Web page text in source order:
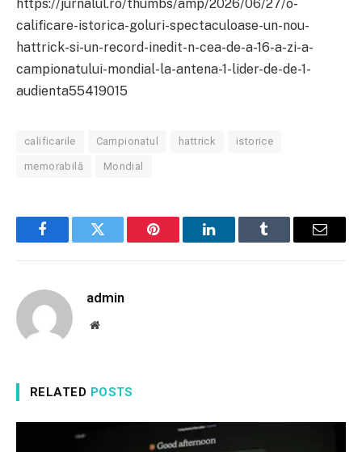
https://jurnalul.ro/thumbs/amp/2026/06/27/o-
calificare-istorica-goluri-spectaculoase-un-nou-
hattrick-si-un-record-inedit-n-cea-de-a-16-a-zi-a-
campionatului-mondial-la-antena-1-lider-de-de-1-
audienta55419015
calificarile Campionatul hattrick istorice
memorabilă Mondial
FacebookTwitter Pinterest LinkedInTumblr Email
admin
Website
RELATED POSTS